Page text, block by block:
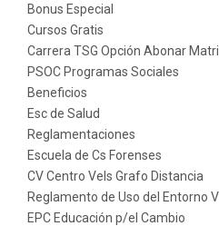
Bonus Especial
Cursos Gratis
Carrera TSG Opción Abonar
PSOC Programas Sociales
Beneficios
Esc de Salud
Reglamentaciones
Escuela de Cs Forenses
CV Centro Vels Grafo Distancia
Reglamento de Uso del Entorno
EPC Educación p/el Cambio